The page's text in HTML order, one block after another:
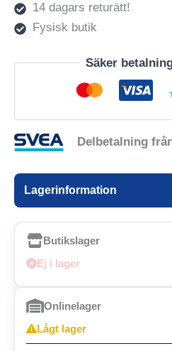
14 dagars returätt!
Fysisk butik
Säker
Delbetalning
Lagerinformation
Butikslager
Ej i lager
Onlinelager
Lågt lager